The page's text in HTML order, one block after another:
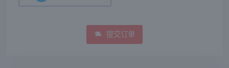
提交订单